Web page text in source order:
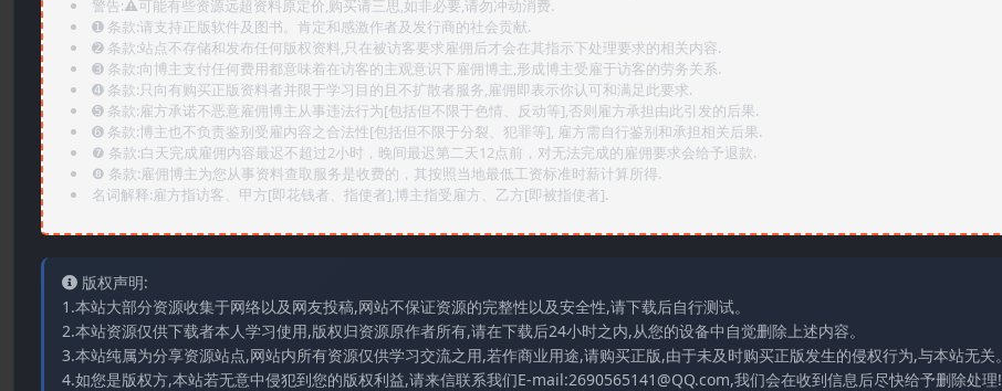
警告:⚠️可能有些资源远超资料原定价,购买请三思,如非必要,请勿冲动消费.
➊️ 条款:请支持正版软件及图书。肯定和感激作者及发行商的社会贡献.
➋️ 条款:站点不存储和发布任何版权资料,只在被访客要求雇佣后才会在其指示下处理要求的相关内容.
➌️ 条款:向博主支付任何费用都意味着在访客的主观意识下雇佣博主,形成博主受雇于访客的劳务关系.
➍️ 条款:只向有购买正版资料者并限于学习目的且不扩散者服务,雇佣即表示你认可和满足此要求.
➎ 条款:雇方承诺不恶意雇佣博主从事违法行为[包括但不限于色情、反动等],否则雇方承担由此引发的后果.
➏️ 条款:博主也不负责鉴别受雇内容之合法性[包括但不限于分裂、犯罪等], 雇方需自行鉴别和承担相关后果.
❼ 条款:白天完成雇佣内容最迟不超过2小时，晚间最迟第二天12点前，对无法完成的雇佣要求会给予退款.
❽ 条款:雇佣博主为您从事资料查取服务是收费的，其按照当地最低工资标准时薪计算所得.
名词解释:雇方指访客、甲方[即花钱者、指使者],博主指受雇方、乙方[即被指使者].
版权声明:
1.本站大部分资源收集于网络以及网友投稿,网站不保证资源的完整性以及安全性,请下载后自行测试。
2.本站资源仅供下载者本人学习使用,版权归资源原作者所有,请在下载后24小时之内,从您的设备中自觉删除上述内容。
3.本站纯属为分享资源站点,网站内所有资源仅供学习交流之用,若作商业用途,请购买正版,由于未及时购买正版发生的侵权行为,与本站无关。
4.如您是版权方,本站若无意中侵犯到您的版权利益,请来信联系我们E-mail:2690565141@QQ.com,我们会在收到信息后尽快给予删除处理!